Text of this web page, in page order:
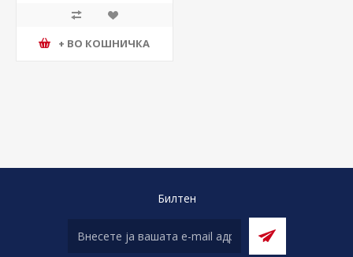
+ ВО КОШНИЧКА
Билтен